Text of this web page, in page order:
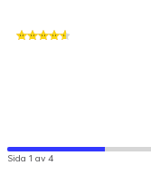
Sida 1 av 4